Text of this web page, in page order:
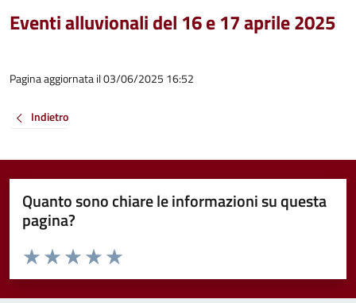
Eventi alluvionali del 16 e 17 aprile 2025
Pagina aggiornata il 03/06/2025 16:52
Indietro
Quanto sono chiare le informazioni su questa
pagina?
Valuta da 1 a 5 stelle la pagina
Valuta 5 stelle su 5
Valuta 4 stelle su 5
Valuta 3 stelle su 5
Valuta 2 stelle su 5
Valuta 1 stelle su 5